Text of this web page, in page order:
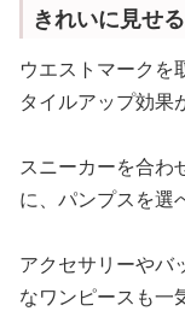
きれいに見せ
ウエストマークを
タイルアップ効果
スニーカーを合わ
に、パンプスを選
アクセサリーやバ
なワンピースも一